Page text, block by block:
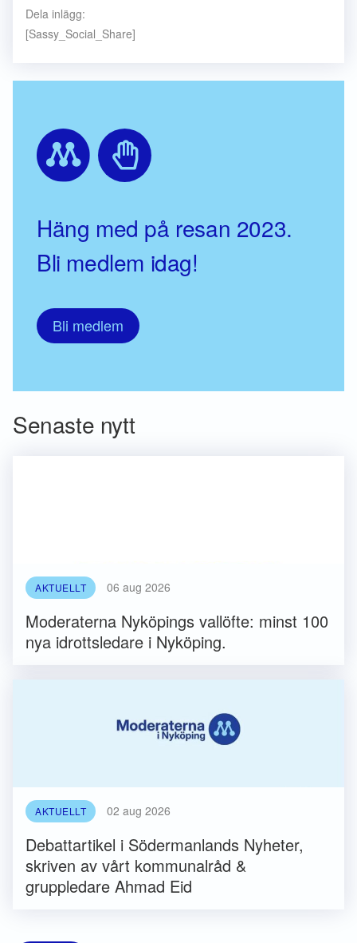
Dela inlägg:
[Sassy_Social_Share]
Häng med på resan 2023.
Bli medlem idag!
Bli medlem
Senaste nytt
AKTUELLT 06 aug 2026
Moderaterna Nyköpings vallöfte: minst 100
nya idrottsledare i Nyköping.
AKTUELLT 02 aug 2026
Debattartikel i Södermanlands Nyheter,
skriven av vårt kommunalråd &
gruppledare Ahmad Eid